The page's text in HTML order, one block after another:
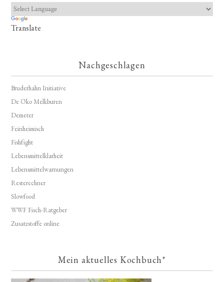
Translate
Nachgeschlagen
Bruderhahn Initiative
De Öko Melkburen
Demeter
Feinheimisch
Fishfight
Lebensmittelklarheit
Lebensmittelwarnungen
Resterechner
Slowfood
WWF Fisch-Ratgeber
Zusatzstoffe online
Mein aktuelles Kochbuch*